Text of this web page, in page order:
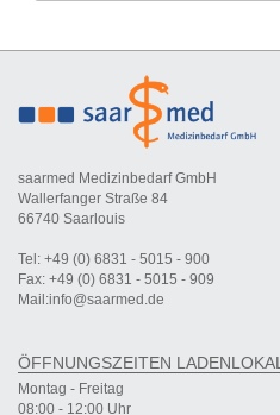
saarmed Medizinbedarf GmbH
Wallerfanger Straße 84
66740 Saarlouis
Tel: +49 (0) 6831 - 5015 - 900
Fax: +49 (0) 6831 - 5015 - 909
Mail:info@saarmed.de
ÖFFNUNGSZEITEN LADENLOKAL
Montag - Freitag
08:00 - 12:00 Uhr